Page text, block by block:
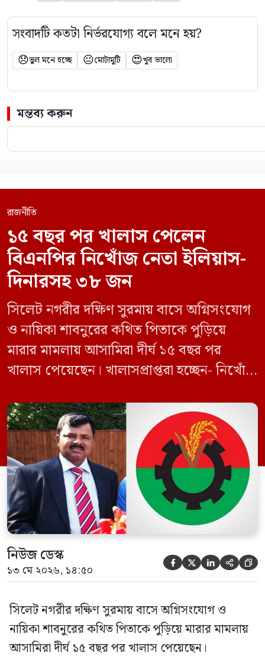
সংবাদটি কতটা নির্ভরযোগ্য বলে মনে হয়?
😞ভুল মনে হচ্ছে 😐মোটামুটি 😍খুব ভালো
মন্তব্য করুন
রাজনীতি
১৫ বছর পর খালাস পেলেন
বিএনপির নিখোঁজ নেতা ইলিয়াস-
দিনারসহ ৩৮ জন
সিলেট নগরীর দক্ষিণ সুরমায় বাসে অগ্নিসংযোগ
ও নায়িকা শাবনুরের কথিত পিতাকে পুড়িয়ে
মারার মামলায় আসামিরা দীর্ঘ ১৫ বছর পর
খালাস পেয়েছেন। খালাসপ্রাপ্তরা হচ্ছেন- নিখোঁজ
ইফতেখার আহমদ দিনারসহ ৩৮ জন নেতাকর্মী।
মঙ্গলবার দুপুরে মামলার দীর্ঘ শুনানি ও সাক্ষ্য-
প্রমাণ জেরা শেষে আসামিরা নির্দোষ প্রমাণিত
হওয়ায় খালাস দেন বিচারক। মানবপাচার […]
নিউজ ডেস্ক
১৩ মে ২০২৬, ১৪:৫০     
সিলেট নগরীর দক্ষিণ সুরমায় বাসে অগ্নিসংযোগ ও
নায়িকা শাবনুরের কথিত পিতাকে পুড়িয়ে মারার মামলায়
আসামিরা দীর্ঘ ১৫ বছর পর খালাস পেয়েছেন।